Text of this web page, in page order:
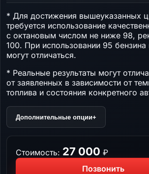
* Для достижения вышеуказанных
требуется использование
с октановым числом не ниже 98,
100. При использовании 95 бензина
могут отличаться.
* Реальные результаты могут
от заявленных в зависимости от
топлива и состояния конкретного
Дополнительные опции+
Стоимость: 27 000 ₽
Позвонить